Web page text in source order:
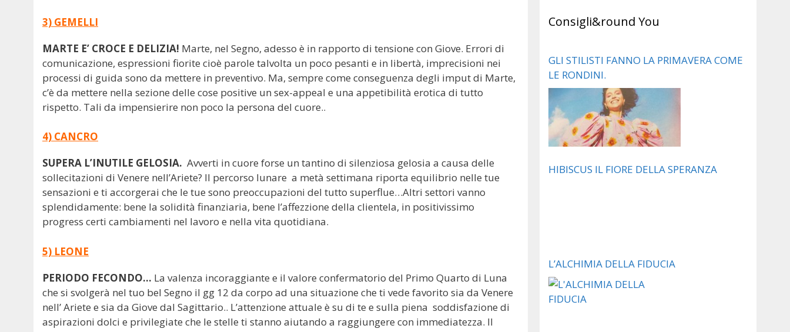
3) GEMELLI
MARTE E’ CROCE E DELIZIA! Marte, nel Segno, adesso è in rapporto di tensione con Giove. Errori di
comunicazione, espressioni fiorite cioè parole talvolta un poco pesanti e in libertà, imprecisioni nei
processi di guida sono da mettere in preventivo. Ma, sempre come conseguenza degli imput di Marte,
c’è da mettere nella sezione delle cose positive un sex-appeal e una appetibilità erotica di tutto
rispetto. Tali da impensierire non poco la persona del cuore..
4) CANCRO
SUPERA L’INUTILE GELOSIA. Avverti in cuore forse un tantino di silenziosa gelosia a causa delle
sollecitazioni di Venere nell’Ariete? Il percorso lunare a metà settimana riporta equilibrio nelle tue
sensazioni e ti accorgerai che le tue sono preoccupazioni del tutto superflue…Altri settori vanno
splendidamente: bene la solidità finanziaria, bene l’affezzione della clientela, in positivissimo
progress certi cambiamenti nel lavoro e nella vita quotidiana.
5) LEONE
PERIODO FECONDO… La valenza incoraggiante e il valore confermatorio del Primo Quarto di Luna
che si svolgerà nel tuo bel Segno il gg 12 da corpo ad una situazione che ti vede favorito sia da Venere
nell’ Ariete e sia da Giove dal Sagittario.. L’attenzione attuale è su di te e sulla piena soddisfazione di
aspirazioni dolci e privilegiate che le stelle ti stanno aiutando a raggiungere con immediatezza. Il
Consigli&round You
GLI STILISTI FANNO LA PRIMAVERA COME
LE RONDINI.
HIBISCUS IL FIORE DELLA SPERANZA
L’ALCHIMIA DELLA FIDUCIA